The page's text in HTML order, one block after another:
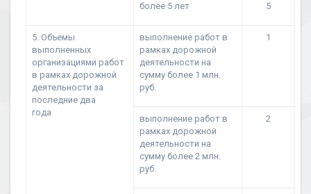
более 5 лет 5
5. Объемы
выполненных
организациями работ
в рамках дорожной
деятельности за
последние два
года
выполнение работ в
рамках дорожной
деятельности на
сумму более 1 млн.
руб.
1
выполнение работ в
рамках дорожной
деятельности на
сумму более 2 млн.
руб.
2